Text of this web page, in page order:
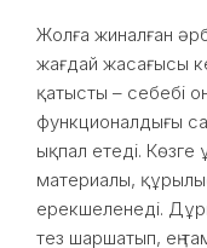
Жолға жиналған
жағдай жасағысы
қатысты – себебі
функционалдығы
ықпал етеді. Көзге
материалы,
ерекшеленеді.
тез шаршатып, ең